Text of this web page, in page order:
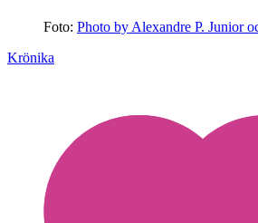
Foto: Photo by Alexandre P. Junior
Krönika